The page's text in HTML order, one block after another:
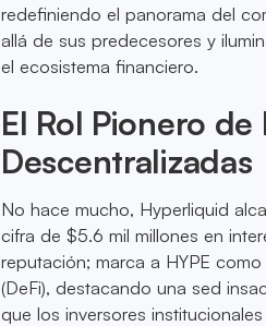
redefiniendo el panorama del
allá de sus predecesores y
el ecosistema financiero.
El Rol Pionero
Descentralizadas
No hace mucho, Hyperliquid
cifra de $5.6 mil millones en
reputación; marca a HYPE
(DeFi), destacando una sed
que los inversores